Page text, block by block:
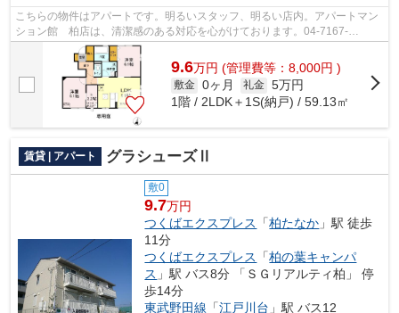
こちらの物件はアパートです。明るいスタッフ、明るい店内。アパートマン
ション館 柏店は、清潔感のある対応を心がけております。04-7167-
1222/kasiwa@apa-to.co.jpまでご連絡ください。
9.6万円 (管理費等：8,000円 )
敷金 0ヶ月 礼金 5万円
1階 / 2LDK＋1S(納戸) / 59.13㎡
賃貸 | アパート グラシューズⅡ
敷0
9.7万円
つくばエクスプレス
「柏たなか 」駅 徒歩
11分
つくばエクスプレス
「柏の葉キャンパ
ス 」駅 バス8分 「ＳＧリアルティ柏」 停
歩14分
東武野田線 「江戸川台 」駅 バス12